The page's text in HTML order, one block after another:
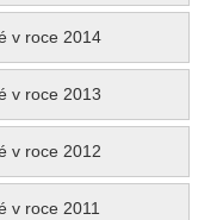
v roce 2014
v roce 2013
v roce 2012
v roce 2011